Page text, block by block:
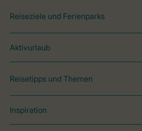
Reiseziele und Ferienparks
Aktivurlaub
Reisetipps und Themen
Inspiration